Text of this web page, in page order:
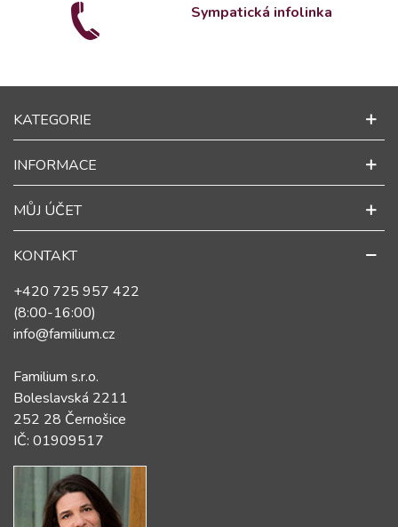
Sympatická infolinka
KATEGORIE
INFORMACE
MŮJ ÚČET
KONTAKT
+420 725 957 422
(8:00-16:00)
info@familium.cz
Familium s.r.o.
Boleslavská 2211
252 28 Černošice
IČ: 01909517